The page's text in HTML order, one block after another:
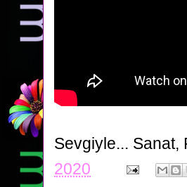
Sevgiyle... Sanat,
2020